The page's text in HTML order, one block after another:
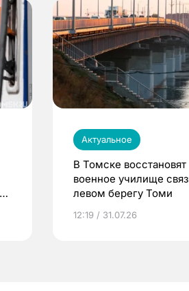
Актуальное
В Томске восстановят
военное училище
левом берегу Томи
12:19 / 31.07.26